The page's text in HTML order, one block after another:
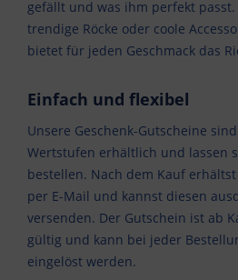
gefällt und was ihm perfekt passt.
trendige Röcke oder coole
bietet für jeden Geschmack das
Einfach und flexibel
Unsere Geschenk-Gutscheine
Wertstufen erhältlich und lassen
bestellen. Nach dem Kauf
per E-Mail und kannst diesen
versenden. Der Gutschein ist ab
gültig und kann bei jeder
eingelöst werden.